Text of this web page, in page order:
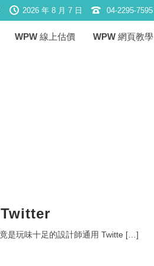
2026 年 8 月 7 日 04-2295-7595
WPW 線上估價 WPW 網頁教學
是玩味十足的設計師通用 Twitte […]